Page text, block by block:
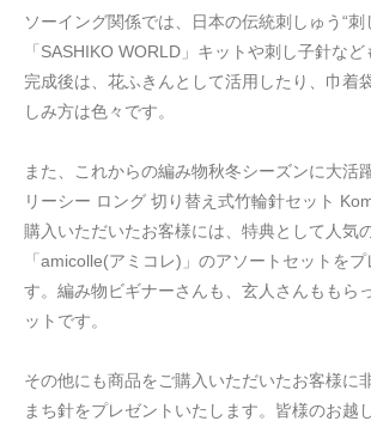
ソーイング関係では、日本の伝統刺しゅう“刺
「SASHIKO WORLD」キットや刺し子針など
完成後は、花ふきんとして活用したり、巾着
しみ方は色々です。
また、これからの編み物秋冬シーズンに大活
リーシー ロング 切り替え式竹輪針セット
購入いただいたお客様には、特典として人気
「amicolle(アミコレ)」のアソートセットを
す。編み物ビギナーさんも、玄人さんももら
ットです。
その他にも商品をご購入いただいたお客様に
まち針をプレゼントいたします。皆様のお越